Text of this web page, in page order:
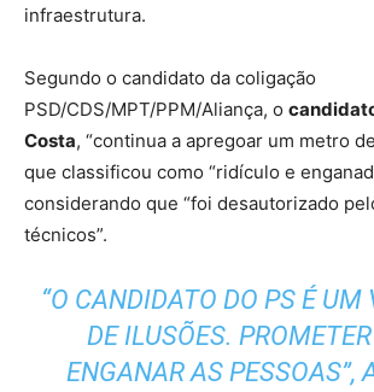
infraestrutura.
Segundo o candidato da coligação
PSD/CDS/MPT/PPM/Aliança, o
Costa, “continua a apregoar um metro
que classificou como “ridículo e
considerando que “foi desautorizado
técnicos”.
“O CANDIDATO DO PS É UM
DE ILUSÕES.
ENGANAR AS PESSOAS”,